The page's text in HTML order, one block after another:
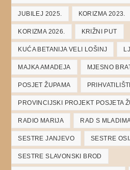
JUBILEJ 2025. KORIZMA 2023.
KORIZMA 2026. KRIŽNI PUT
KUĆA BETANIJA VELI LOŠINJ
MAJKA AMADEJA MJESNO
POSJET ŽUPAMA
PROVINCIJSKI PROJEKT POSJETA
RADIO MARIJA RAD S
SESTRE JANJEVO SESTRE
SESTRE SLAVONSKI BROD